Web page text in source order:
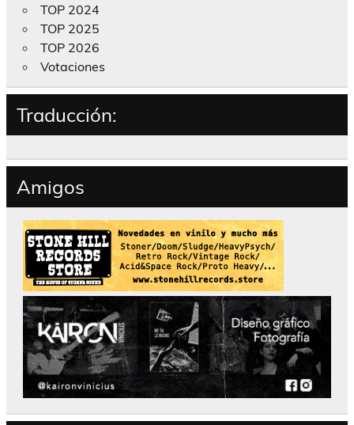
TOP 2024
TOP 2025
TOP 2026
Votaciones
Traducción:
Amigos